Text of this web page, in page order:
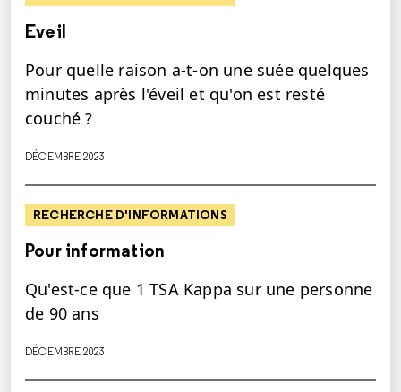
Eveil
Pour quelle raison a-t-on une suée quelques
minutes après l'éveil et qu'on est resté
couché ?
DÉCEMBRE 2023
RECHERCHE D'INFORMATIONS
Pour information
Qu'est-ce que 1 TSA Kappa sur une personne
de 90 ans
DÉCEMBRE 2023